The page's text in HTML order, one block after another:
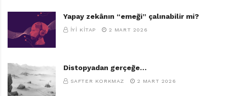
Yapay zekânın “emeği” çalınabilir mi?
İYI KITAP 2 MART 2026
Distopyadan gerçeğe…
SAFTER KORKMAZ 2 MART 2026